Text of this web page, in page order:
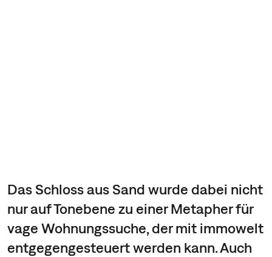
Das Schloss aus Sand wurde dabei nicht
nur auf Tonebene zu einer Metapher für
vage Wohnungssuche, der mit immowelt
entgegengesteuert werden kann. Auch